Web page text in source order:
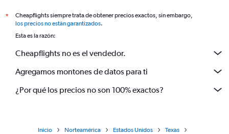
*
Cheapflights siempre trata de obtener precios exactos, sin embargo,
los precios no están garantizados.
Esta es la razón:
Cheapflights no es el vendedor.
Agregamos montones de datos para ti
¿Por qué los precios no son 100% exactos?
Inicio Norteamérica Estados Unidos
Texas